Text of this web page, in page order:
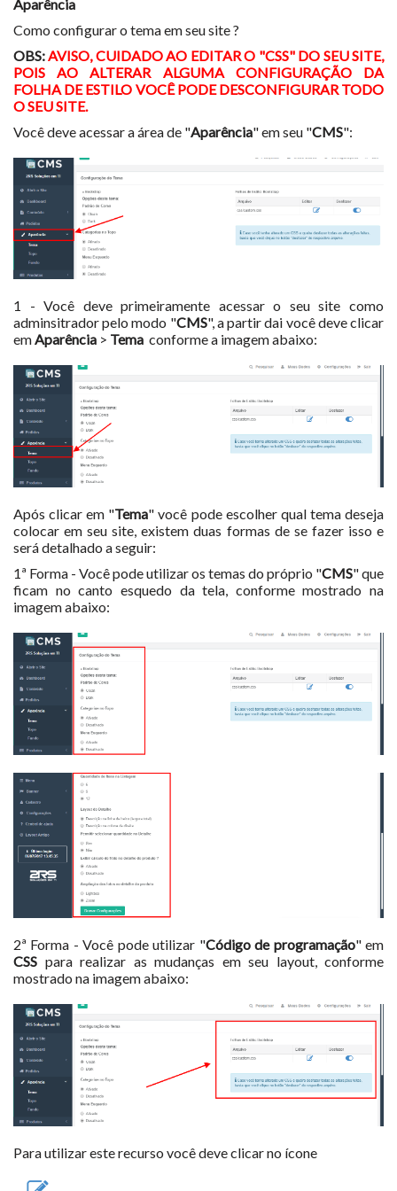
Aparência
Como configurar o tema em seu site ?
OBS:AVISO, CUIDADO AO EDITAR O "CSS" DO SEU SITE,
POIS AO ALTERAR ALGUMA CONFIGURAÇÃO DA
FOLHA DE ESTILO VOCÊ PODE DESCONFIGURAR TODO
O SEU SITE.
Você deve acessar a área de "Aparência" em seu "CMS":
1 - Você deve primeiramente acessar o seu site como
adminsitrador pelo modo "CMS", a partir dai você deve clicar
emAparência > Tema conforme a imagem abaixo:
Após clicar em "Tema" você pode escolher qual tema deseja
colocar em seu site, existem duas formas de se fazer isso e
será detalhado a seguir:
1ª Forma - Você pode utilizar os temas do próprio "CMS" que
ficam no canto esquedo da tela, conforme mostrado na
imagem abaixo:
2ª Forma -Você pode utilizar "Código de programação" em
CSS para realizar as mudanças em seu layout, conforme
mostrado na imagem abaixo:
Para utilizar este recurso você deve clicar no ícone